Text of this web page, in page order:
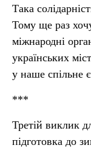
Така
Тому ще раз
міжнародні
українських
у наше спільне
***
Третій виклик
підготовка до